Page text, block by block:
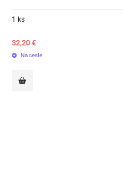
1 ks
32,20 €
Na ceste